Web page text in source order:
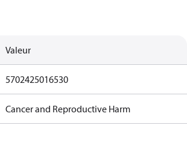
Valeur
5702425016530
Cancer and Reproductive Harm